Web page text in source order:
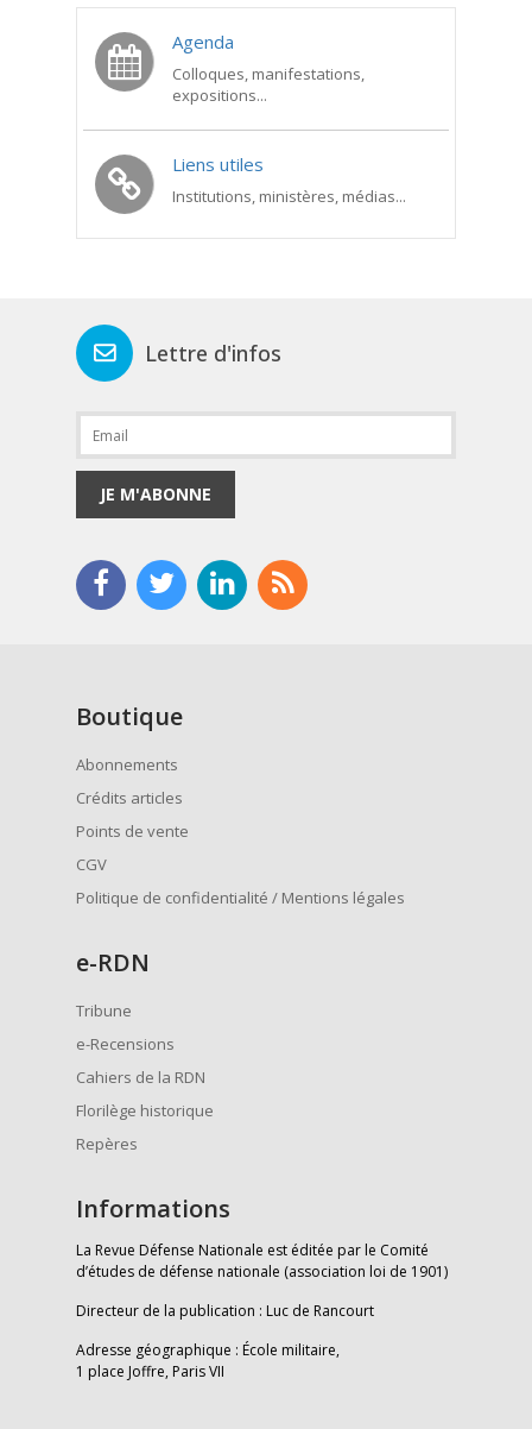
Agenda
Colloques, manifestations,
expositions...
Liens utiles
Institutions, ministères, médias...
Lettre d'infos
JE M'ABONNE
Boutique
Abonnements
Crédits articles
Points de vente
CGV
Politique de confidentialité / Mentions légales
e-RDN
Tribune
e-Recensions
Cahiers de la RDN
Florilège historique
Repères
Informations
La Revue Défense Nationale est éditée par le Comité
d’études de défense nationale (association loi de 1901)
Directeur de la publication : Luc de Rancourt
Adresse géographique : École militaire,
1 place Joffre, Paris VII